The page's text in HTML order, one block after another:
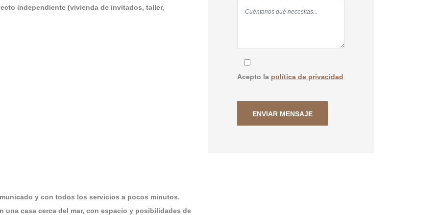
independiente (vivienda de invitados, taller,
y con todos los servicios a pocos minutos.
una casa cerca del mar, con espacio y posibilidades de
Acepto la política de privacidad